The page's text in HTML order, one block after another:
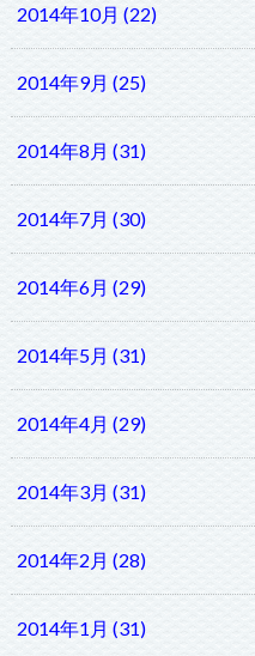
2014年10月 (22)
2014年9月 (25)
2014年8月 (31)
2014年7月 (30)
2014年6月 (29)
2014年5月 (31)
2014年4月 (29)
2014年3月 (31)
2014年2月 (28)
2014年1月 (31)